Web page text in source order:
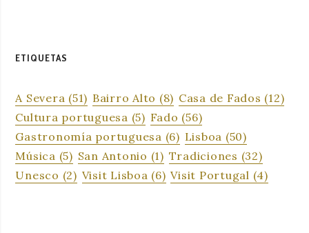
ETIQUETAS
A Severa (51) Bairro Alto (8) Casa de Fados (12)
Cultura portuguesa (5) Fado (56)
Gastronomía portuguesa (6) Lisboa (50)
Música (5) San Antonio (1) Tradiciones (32)
Unesco (2) Visit Lisboa (6) Visit Portugal (4)